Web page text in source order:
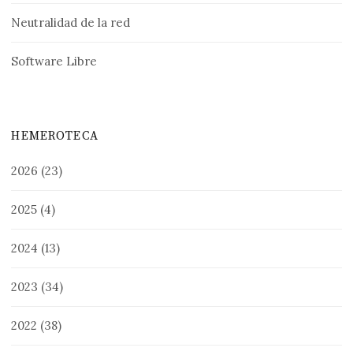
Neutralidad de la red
Software Libre
HEMEROTECA
2026 (23)
2025 (4)
2024 (13)
2023 (34)
2022 (38)